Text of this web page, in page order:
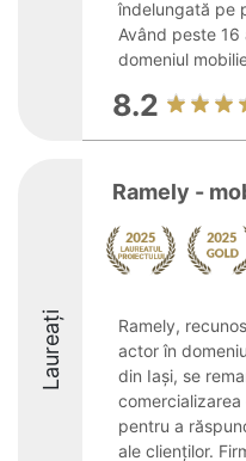
îndelungată pe
Având peste
domeniul
8.2
Laureați
Ramely -
Ramely,
actor în
din Iași, se
pentru a
ale clienților.